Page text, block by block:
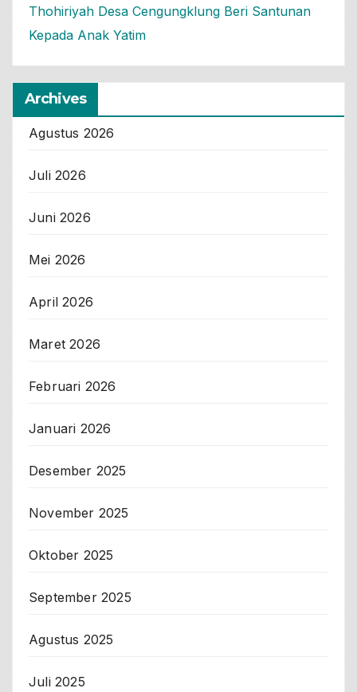
Thohiriyah Desa Cengungklung Beri Santunan
Kepada Anak Yatim
Archives
Agustus 2026
Juli 2026
Juni 2026
Mei 2026
April 2026
Maret 2026
Februari 2026
Januari 2026
Desember 2025
November 2025
Oktober 2025
September 2025
Agustus 2025
Juli 2025